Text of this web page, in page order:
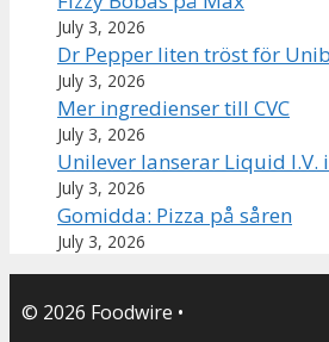
July 3, 2026
Dr Pepper liten tröst för
July 3, 2026
Mer ingredienser till CVC
July 3, 2026
Unilever lanserar Liquid I.V.
July 3, 2026
Gomidda: Pizza på såren
July 3, 2026
© 2026 Foodwire •